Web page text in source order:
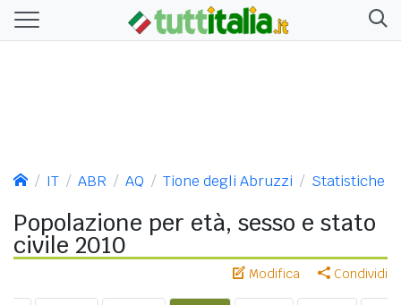
IT ABR AQ Tione degli Abruzzi Statistiche
Popolazione per età, sesso e stato
civile 2010
Modifica Condividi